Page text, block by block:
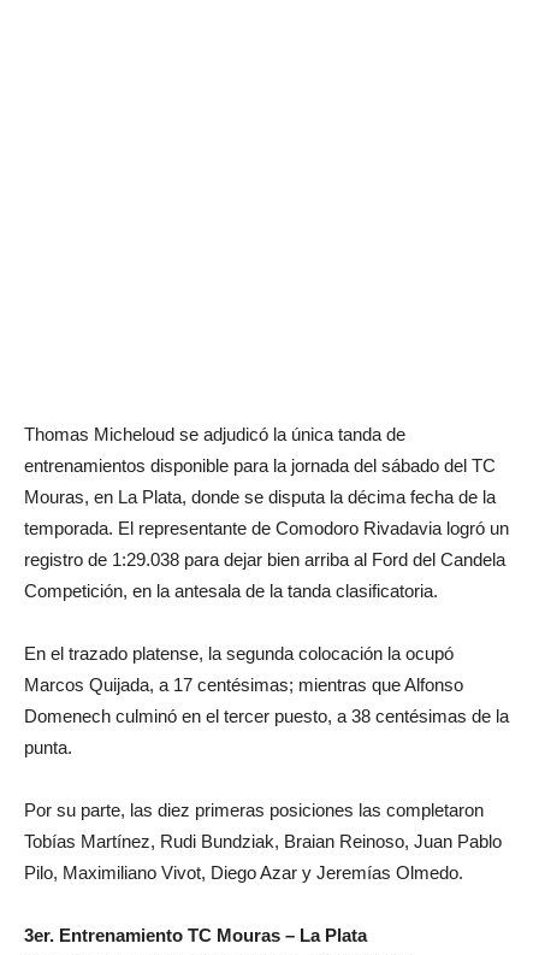
Thomas Micheloud se adjudicó la única tanda de
entrenamientos disponible para la jornada del sábado del TC
Mouras, en La Plata, donde se disputa la décima fecha de la
temporada. El representante de Comodoro Rivadavia logró un
registro de 1:29.038 para dejar bien arriba al Ford del Candela
Competición, en la antesala de la tanda clasificatoria.
En el trazado platense, la segunda colocación la ocupó
Marcos Quijada, a 17 centésimas; mientras que Alfonso
Domenech culminó en el tercer puesto, a 38 centésimas de la
punta.
Por su parte, las diez primeras posiciones las completaron
Tobías Martínez, Rudi Bundziak, Braian Reinoso, Juan Pablo
Pilo, Maximiliano Vivot, Diego Azar y Jeremías Olmedo.
3er. Entrenamiento TC Mouras – La Plata